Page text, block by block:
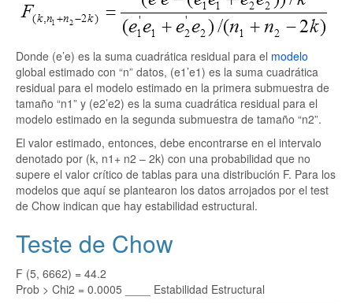
Donde (e’e) es la suma cuadrática residual para el modelo
global estimado con “n” datos, (e1’e1) es la suma cuadrática
residual para el modelo estimado en la primera submuestra de
tamaño “n1” y (e2’e2) es la suma cuadrática residual para el
modelo estimado en la segunda submuestra de tamaño “n2”.
El valor estimado, entonces, debe encontrarse en el intervalo
denotado por (k, n1+ n2 – 2k) con una probabilidad que no
supere el valor crítico de tablas para una distribución F. Para los
modelos que aquí se plantearon los datos arrojados por el test
de Chow indican que hay estabilidad estructural.
Teste de Chow
F (5, 6662) = 44.2
Prob > Chi2 = 0.0005 ____ Estabilidad Estructural